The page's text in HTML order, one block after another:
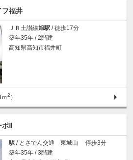
フ福井
ＪＲ土讃線旭駅 / 徒歩17分
築年35年 / 2階建
高知県高知市福井町
ｍ2 ）
ポⅡ
駅 / とさでん交通 東城山 停歩3分
築年35年 / 3階建